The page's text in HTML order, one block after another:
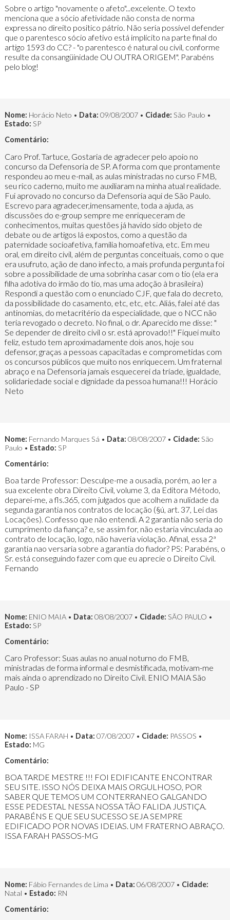
Sobre o artigo "novamente o afeto"...excelente. O texto
menciona que a sócio afetividade não consta de norma
expressa no direito positico pátrio. Não seria possível defender
que o parentesco sócio afetivo está implícito na parte final do
artigo 1593 do CC? - "o parentesco é natural ou civil, conforme
resulte da consangüinidade OU OUTRA ORIGEM". Parabéns
pelo blog!
Nome: Horácio Neto • Data: 09/08/2007 • Cidade: São Paulo •
Estado: SP
Comentário:
Caro Prof. Tartuce, Gostaria de agradecer pelo apoio no
concurso da Defensoria de SP. A forma com que prontamente
respondeu ao meu e-mail, as aulas ministradas no curso FMB,
seu rico caderno, muito me auxiliaram na minha atual realidade.
Fui aprovado no concurso da Defensoria aqui de São Paulo.
Escrevo para agradecer,imensamente, toda a ajuda, as
discussões do e-group sempre me enriqueceram de
conhecimentos, muitas questões já havido sido objeto de
debate ou de artigos lá expostos, como a questão da
paternidade socioafetiva, família homoafetiva, etc. Em meu
oral, em direito civil, além de perguntas conceituais, como o que
era usufruto, ação de dano infecto, a mais profunda pergunta foi
sobre a possibilidade de uma sobrinha casar com o tio (ela era
filha adotiva do irmão do tio, mas uma adoção à brasileira)
Respondi a questão com o enunciado CJF, que fala do decreto,
da possibilidade do casamento, etc, etc, etc. Aliás, falei até das
antinomias, do metacritério da especialidade, que o NCC não
teria revogado o decreto. No final, o dr. Aparecido me disse: "
Se depender de direito civil o sr. está aprovado!!" Fiquei muito
feliz, estudo tem aproximadamente dois anos, hoje sou
defensor, graças a pessoas capacitadas e comprometidas com
os concursos públicos que muito nos enriquecem. Um fraternal
abraço e na Defensoria jamais esquecerei da tríade, igualdade,
solidariedade social e dignidade da pessoa humana!!! Horácio
Neto
Nome: Fernando Marques Sá • Data: 08/08/2007 • Cidade: São
Paulo • Estado: SP
Comentário:
Boa tarde Professor: Desculpe-me a ousadia, porém, ao ler a
sua excelente obra Direito Civil, volume 3, da Editora Método,
deparei-me, a fls.365, com julgados que acolhem a nulidade da
segunda garantia nos contratos de locação (§ú, art. 37, Lei das
Locações). Confesso que não entendi. A 2 garantia não seria do
cumprimento da fiança? e, se assim for, não estaria vinculada ao
contrato de locação, logo, não haveria violação. Afinal, essa 2ª
garantia nao versaria sobre a garantia do fiador? PS: Parabéns, o
Sr. está conseguindo fazer com que eu aprecie o Direito Civil.
Fernando
Nome: ENIO MAIA • Data: 08/08/2007 • Cidade: SÃO PAULO •
Estado: SP
Comentário:
Caro Professor: Suas aulas no anual noturno do FMB,
ministradas de forma informal e desmistificada, motivam-me
mais ainda o aprendizado no Direito Civil. ENIO MAIA São
Paulo - SP
Nome: ISSA FARAH • Data: 07/08/2007 • Cidade: PASSOS •
Estado: MG
Comentário:
BOA TARDE MESTRE !!! FOI EDIFICANTE ENCONTRAR
SEU SITE. ISSO NÓS DEIXA MAIS ORGULHOSO, POR
SABER QUE TEMOS UM CONTERRANEO GALGANDO
ESSE PEDESTAL NESSA NOSSA TÃO FALIDA JUSTIÇA.
PARABÉNS E QUE SEU SUCESSO SEJA SEMPRE
EDIFICADO POR NOVAS IDEIAS. UM FRATERNO ABRAÇO.
ISSA FARAH PASSOS-MG
Nome: Fábio Fernandes de Lima • Data: 06/08/2007 • Cidade:
Natal • Estado: RN
Comentário: